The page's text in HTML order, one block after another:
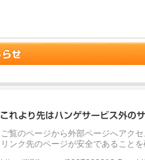
ご覧のページから外部ページへアクセ
リンク先のページが安全であること